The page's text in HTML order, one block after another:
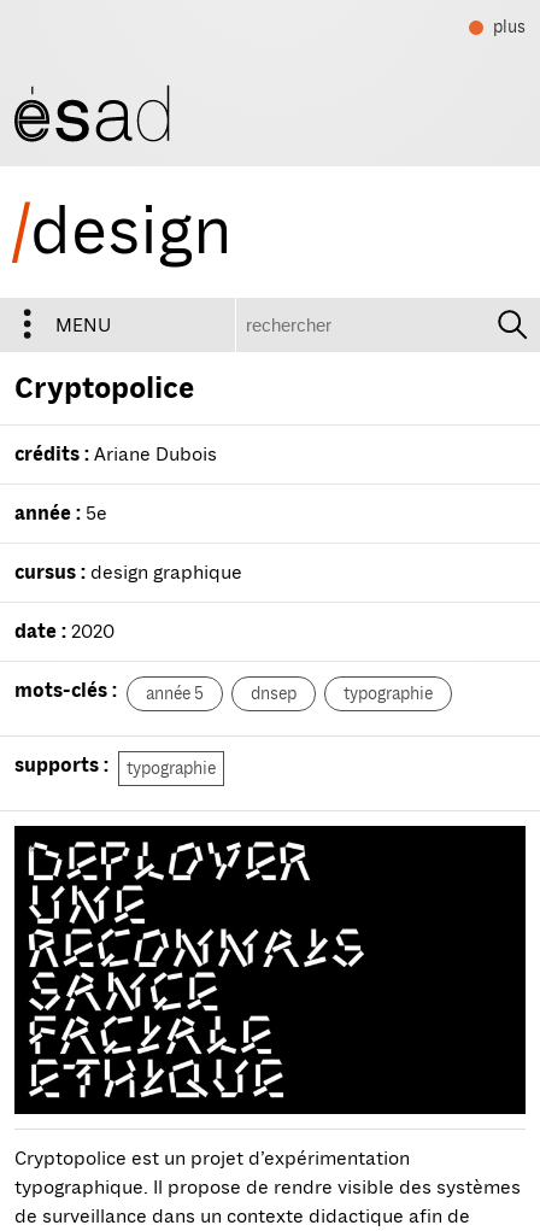
plus
/design
MENU
Cryptopolice
crédits : Ariane Dubois
année : 5e
cursus : design graphique
date : 2020
mots-clés : année 5 dnsep typographie
supports : typographie
Cryptopolice est un projet d’expérimentation
typographique. Il propose de rendre visible des systèmes
de surveillance dans un contexte didactique afin de